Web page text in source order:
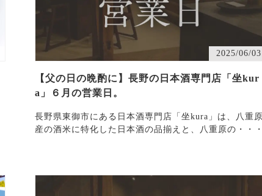
2025/06/03
【父の日の晩酌に】長野の日本酒専門店「坐kur
a」６月の営業日。
長野県東御市にある日本酒専門店「坐kura」は、八重原
産の酒米に特化した日本酒の品揃えと、八重原の・・・